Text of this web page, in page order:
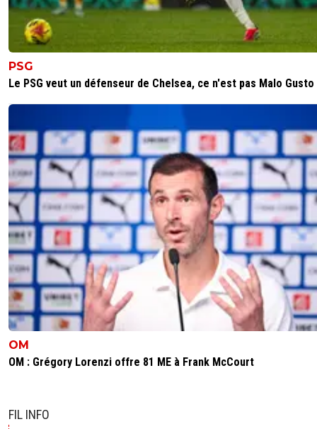
PSG
Le PSG veut un défenseur de Chelsea, ce n'est pas Malo Gusto
OM
OM : Grégory Lorenzi offre 81 ME à Frank McCourt
FIL INFO